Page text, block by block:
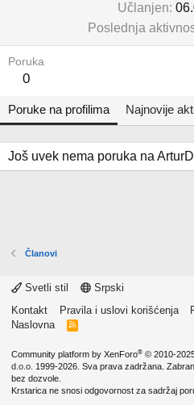
Učlanjen
Poslednja
Poruka
0
Poruke na profilima Najnovije
Još uvek nema poruka na
Članovi
Svetli stil
Srpski
Kontakt
Pravila i uslovi korišćenja
Naslovna
R
Community platform by XenForo® © 2010-
d.o.o. 1999-2026. Sva prava zadržana.
bez dozvole.
Krstarica ne snosi odgovornost za sadržaj